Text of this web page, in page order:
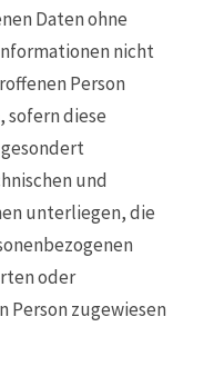
Daten ohne
nicht
Person
sofern diese
und
unterliegen, die
oder
zugewiesen